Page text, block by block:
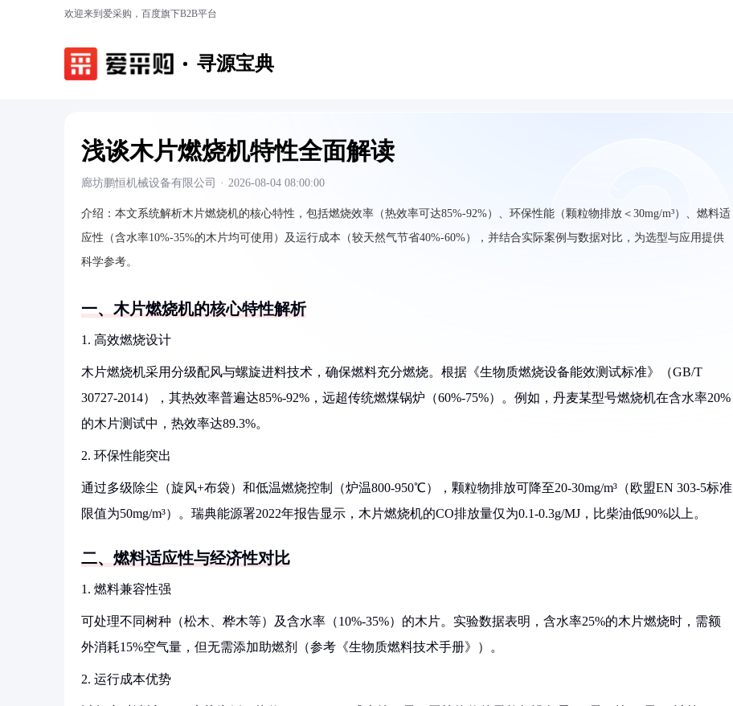
欢迎来到爱采购，百度旗下B2B平台
寻源宝典
浅谈木片燃烧机特性全面解读
廊坊鹏恒机械设备有限公司 · 2026-08-04 08:00:00
介绍： 本文系统解析木片燃烧机的核心特性，包括燃烧效率（热效率可达85%-92%）、环保性能（颗粒物排放＜30mg/m³）、燃料适
应性（含水率10%-35%的木片均可使用）及运行成本（较天然气节省40%-60%），并结合实际案例与数据对比，为选型与应用提供
科学参考。
一、木片燃烧机的核心特性解析
1. 高效燃烧设计
木片燃烧机采用分级配风与螺旋进料技术，确保燃料充分燃烧。根据《生物质燃烧设备能效测试标准》（GB/T
30727-2014），其热效率普遍达85%-92%，远超传统燃煤锅炉（60%-75%）。例如，丹麦某型号燃烧机在含水率20%
的木片测试中，热效率达89.3%。
2. 环保性能突出
通过多级除尘（旋风+布袋）和低温燃烧控制（炉温800-950℃），颗粒物排放可降至20-30mg/m³（欧盟EN 303-5标准
限值为50mg/m³）。瑞典能源署2022年报告显示，木片燃烧机的CO排放量仅为0.1-0.3g/MJ，比柴油低90%以上。
二、燃料适应性与经济性对比
1. 燃料兼容性强
可处理不同树种（松木、桦木等）及含水率（10%-35%）的木片。实验数据表明，含水率25%的木片燃烧时，需额
外消耗15%空气量，但无需添加助燃剂（参考《生物质燃料技术手册》）。
2. 运行成本优势